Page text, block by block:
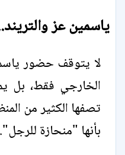
ياسمين عز
لا يتوقف حضور
الخارجي فقط، بل
تصفها الكثير من
بأنها "منحازة للرجل".